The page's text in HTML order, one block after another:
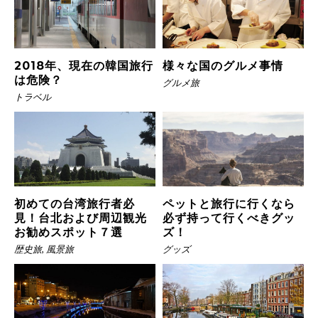
2018年、現在の韓国旅行
は危険？
トラベル
様々な国のグルメ事情
グルメ旅
初めての台湾旅行者必
見！台北および周辺観光
お勧めスポット７選
歴史旅, 風景旅
ペットと旅行に行くなら
必ず持って行くべきグッ
ズ！
グッズ